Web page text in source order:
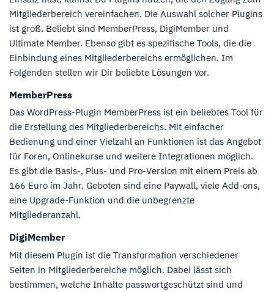
Mitgliederbereich vereinfachen. Die Auswahl solcher Plugins
ist groß. Beliebt sind MemberPress, DigiMember und
Ultimate Member. Ebenso gibt es spezifische Tools, die die
Einbindung eines Mitgliederbereichs ermöglichen. Im
Folgenden stellen wir Dir beliebte Lösungen vor.
MemberPress
Das WordPress-Plugin MemberPress ist ein beliebtes Tool für
die Erstellung des Mitgliederbereichs. Mit einfacher
Bedienung und einer Vielzahl an Funktionen ist das Angebot
für Foren, Onlinekurse und weitere Integrationen möglich.
Es gibt die Basis-, Plus- und Pro-Version mit einem Preis ab
166 Euro im Jahr. Geboten sind eine Paywall, viele Add-ons,
eine Upgrade-Funktion und die unbegrenzte
Mitgliederanzahl.
DigiMember
Mit diesem Plugin ist die Transformation verschiedener
Seiten in Mitgliederbereiche möglich. Dabei lässt sich
bestimmen, welche Inhalte passwortgeschützt sind und